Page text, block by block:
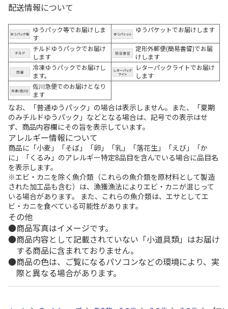
配送情報について
ゆうパック等でお届けしま
す
ゆうパケットでお届けします
チルドゆうパックでお届け
します
定形外郵便(簡易書留)でお届
けします
冷凍ゆうパックでお届けし
ます。
レターパックライトでお届け
します
佐川急便でのお届けとなり
ます
なお、「普通ゆうパック」の場合は表示しません。また、「夏期
のみチルドゆうパック」などとなる場合は、記号での表示はせ
ず、商品内容欄にその旨を表示しています。
アレルギー情報について
商品に「小麦」「そば」「卵」「乳」「落花生」「えび」「か
に」「くるみ」のアレルギー特定8品目を含んでいる場合に品目名
を表示します。
※エビ・カニを除く魚介類（これらの魚介類を原材料として製造
された加工品も含む）は、漁獲漁法によりエビ・カニが混じって
いる場合があります。 また、これらの魚介類は、エサとしてエ
ビ・カニを食べている可能性があります。
その他
商品写真はイメージです。
商品内容として記載されていない「小道具類」はお届け
する商品に含まれておりません。
商品の色は、ご覧になるパソコンなどの環境により、実
際と異なる場合があります。